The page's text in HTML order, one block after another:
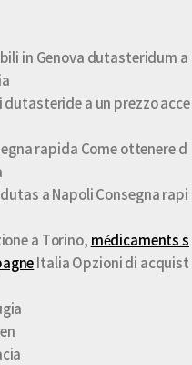
in Genova dutasteridum a
dutasteride a un prezzo acce
rapida Come ottenere d
a Napoli Consegna rapi
a Torino, médicaments s
Italia Opzioni di acquist